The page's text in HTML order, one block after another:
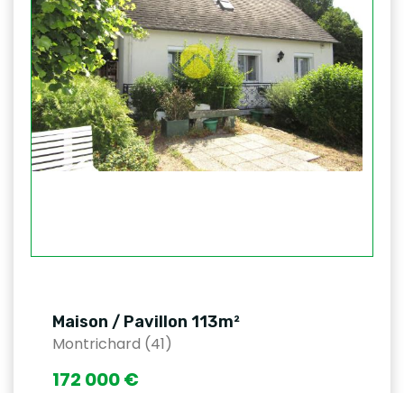
Maison / Pavillon 113m²
Montrichard (41)
172 000 €